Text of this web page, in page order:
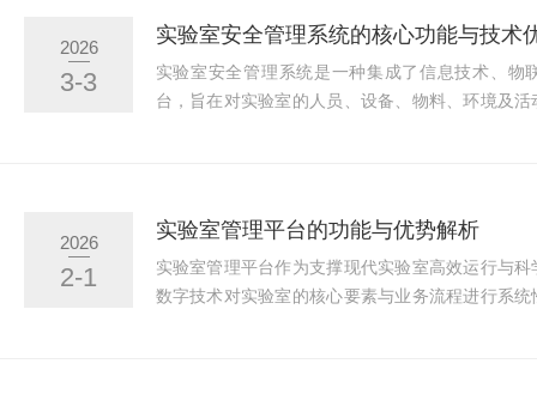
核心诉求差异显著：科研实验室侧重样品追溯、
实验室核心关注合规性、数据不可篡改与报告自动
2026
3-3
实验室安全管理系统的核心功能与技术
实验室安全管理系统是一种集成了信息技术、物
台，旨在对实验室的人员、设备、物料、环境及
录与资质管理。基于角色设定差异化的访问权限
备、管制化学品及敏感数据的接触。通过门禁、刷
2026
2-1
实验室管理平台的功能与优势解析
实验室管理平台作为支撑现代实验室高效运行与
数字技术对实验室的核心要素与业务流程进行系